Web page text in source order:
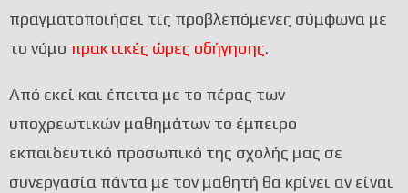
πραγματοποιήσει τις προβλεπόμενες σύμφωνα με
το νόμο πρακτικές ώρες οδήγησης.
Από εκεί και έπειτα με το πέρας των
υποχρεωτικών μαθημάτων το έμπειρο
εκπαιδευτικό προσωπικό της σχολής μας σε
συνεργασία πάντα με τον μαθητή θα κρίνει αν είναι